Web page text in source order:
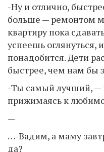
-Ну и отлично,
больше — ремонтом
квартиру пока
успеешь оглянуться,
понадобится. Дети
быстрее, чем нам бы
-Ты самый лучший, —
прижимаясь к
—
…-Вадим, а маму
да?